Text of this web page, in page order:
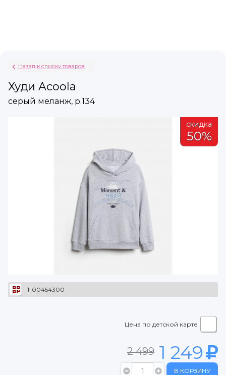
Назад к списку товаров
Худи Acoola
серый меланж, р.134
скидка
50%
1-00454300
Цена по детской карте
2 499 1 249
В КОРЗИНУ